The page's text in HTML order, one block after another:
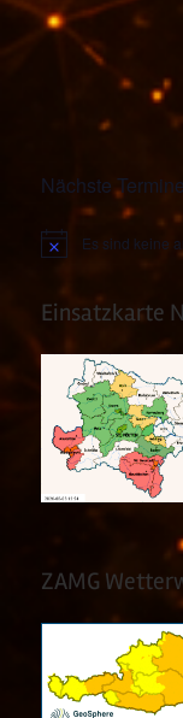
Nächste Termine
HinweisEs sind keine
Einsatzkarte
ZAMG